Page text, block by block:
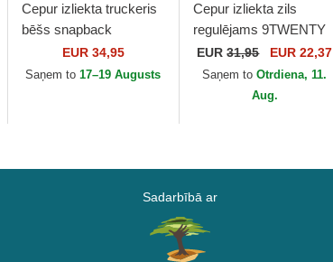
Cepur izliekta truckeris
bēšs snapback
9FORTY M-Crown A
Frame Multi Patch no
EUR 34,95
Saņem to17–19 Augusts
Cepur izliekta zils
regulējams 9TWENTY
Draft Edition 2023 no
Golden State Warriors
NBA no New Era
EUR31,95 EUR 22,37
Saņem toOtrdiena, 11.
Aug.
Sadarbībā ar